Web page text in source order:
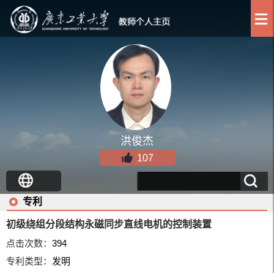
洪俊杰
107
专利
初级绕组分段结构永磁同步直线电机的控制装置
点击次数：394
专利类型： 发明